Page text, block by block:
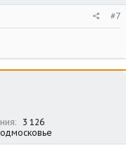
#7
3 126